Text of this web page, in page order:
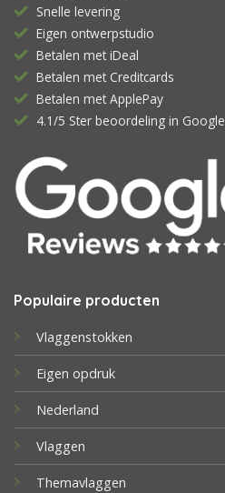
Snelle levering
Eigen ontwerpstudio
Betalen met iDeal
Betalen met Creditcards
Betalen met ApplePay
4.1/5 Ster beoordeling in Google
Populaire producten
Vlaggenstokken
Eigen opdruk
Nederland
Vlaggen
Themavlaggen